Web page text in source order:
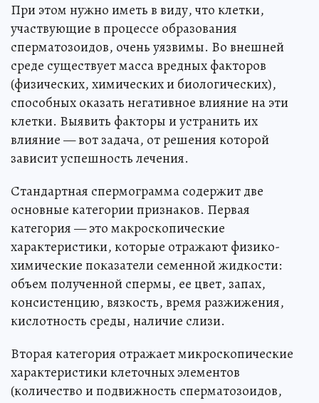
При этом нужно иметь в виду, что клетки,
участвующие в процессе образования
сперматозоидов, очень уязвимы. Во внешней
среде существует масса вредных факторов
(физических, химических и биологических),
способных оказать негативное влияние на эти
клетки. Выявить факторы и устранить их
влияние — вот задача, от решения которой
зависит успешность лечения.
Стандартная спермограмма содержит две
основные категории признаков. Первая
категория — это макроскопические
характеристики, которые отражают физико-
химические показатели семенной жидкости:
объем полученной спермы, ее цвет, запах,
консистенцию, вязкость, время разжижения,
кислотность среды, наличие слизи.
Вторая категория отражает микроскопические
характеристики клеточных элементов
(количество и подвижность сперматозоидов,